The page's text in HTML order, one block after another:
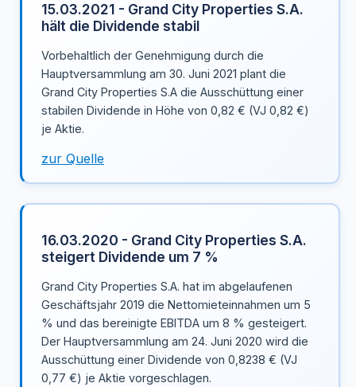
15.03.2021 - Grand City Properties S.A.
hält die Dividende stabil
Vorbehaltlich der Genehmigung durch die
Hauptversammlung am 30. Juni 2021 plant die
Grand City Properties S.A die Ausschüttung einer
stabilen Dividende in Höhe von 0,82 € (VJ 0,82 €)
je Aktie.
zur Quelle
16.03.2020 - Grand City Properties S.A.
steigert Dividende um 7 %
Grand City Properties S.A. hat im abgelaufenen
Geschäftsjahr 2019 die Nettomieteinnahmen um 5
% und das bereinigte EBITDA um 8 % gesteigert.
Der Hauptversammlung am 24. Juni 2020 wird die
Ausschüttung einer Dividende von 0,8238 € (VJ
0,77 €) je Aktie vorgeschlagen.